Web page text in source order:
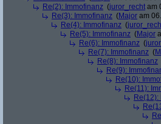
Re(2): Immofinanz (juror_recht am
Re(3): Immofinanz (Major am
Re(4): Immofinanz (
Re(5): Immofinanz (Major
Re(6): Immofinanz (
Re(7): Immofinanz (
Re(8): Immofinanz
Re(9):
Re(10):
Re(11):
Re(12):